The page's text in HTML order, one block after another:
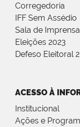
Corregedoria
IFF Sem Assédio
Sala de
Eleições 2023
Defeso Eleitoral
ACESSO À
Institucional
Ações e